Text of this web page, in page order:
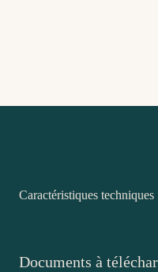
Caractéristiques techniques
Documents à